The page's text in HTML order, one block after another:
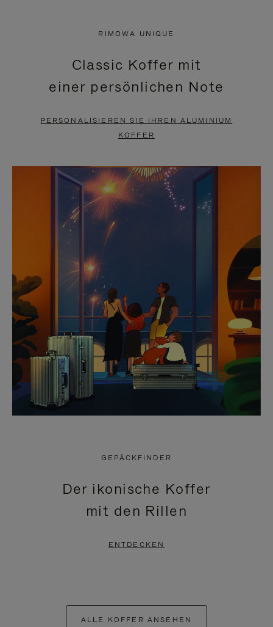
PAUSIERT,
BITTE
DRÜCKEN
ANZUHALTEN
KLICKEN
SIE
ZUM
AUFHEBEN
STUMMSCHALTUNG
RIMOWA UNIQUE
Classic Koffer mit
einer persönlichen Note
PERSONALISIEREN SIE IHREN ALUMINIUM
KOFFER
GEPÄCKFINDER
Der ikonische Koffer
mit den Rillen
ENTDECKEN
ALLE KOFFER ANSEHEN